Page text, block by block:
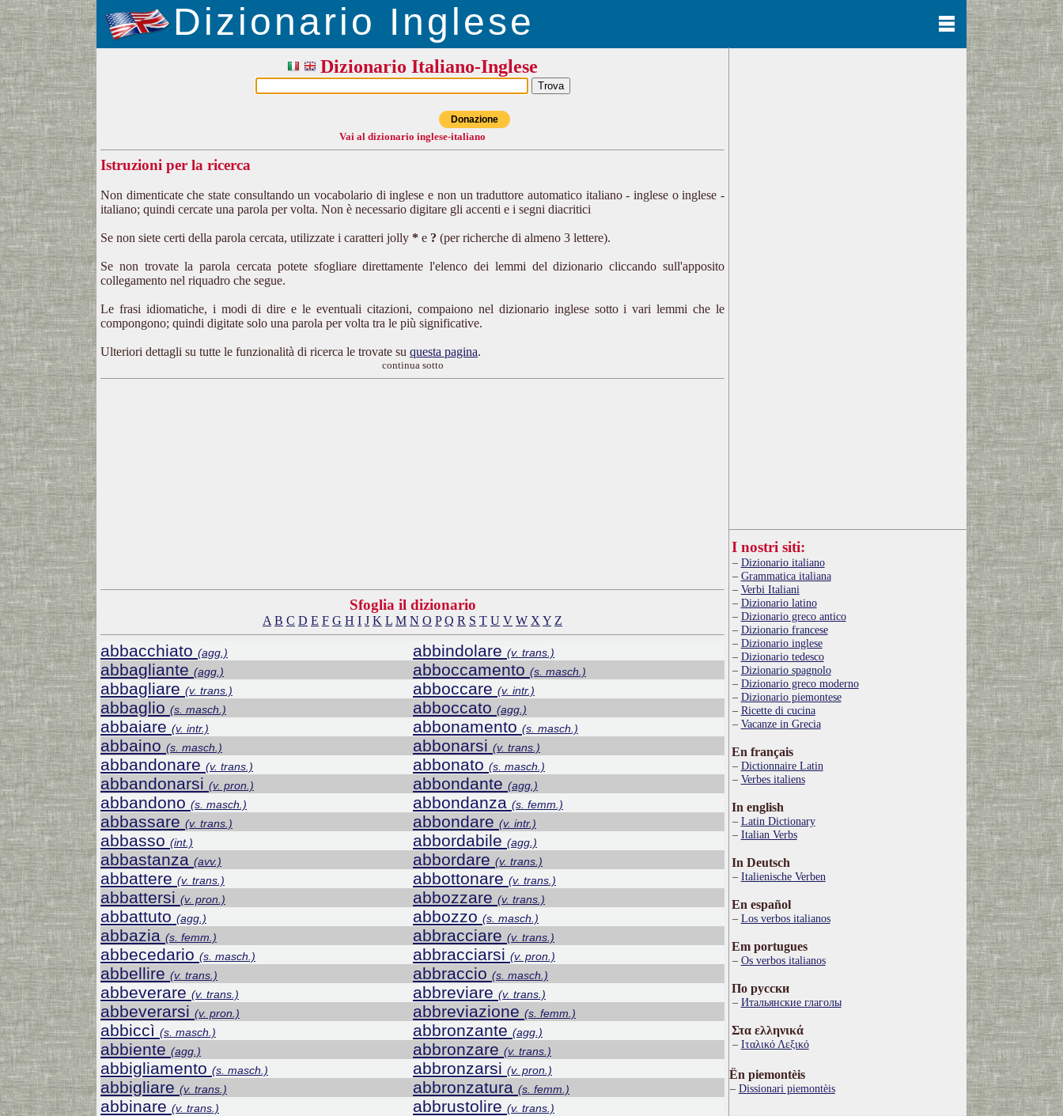
Dizionario Inglese
Dizionario Italiano-Inglese
Donazione
Vai al dizionario inglese-italiano
Istruzioni per la ricerca
Non dimenticate che state consultando un vocabolario di inglese e non un traduttore automatico italiano - inglese o inglese -
italiano; quindi cercate una parola per volta. Non è necessario digitare gli accenti e i segni diacritici
Se non siete certi della parola cercata, utilizzate i caratteri jolly * e ? (per richerche di almeno 3 lettere).
Se non trovate la parola cercata potete sfogliare direttamente l'elenco dei lemmi del dizionario cliccando sull'apposito
collegamento nel riquadro che segue.
Le frasi idiomatiche, i modi di dire e le eventuali citazioni, compaiono nel dizionario inglese sotto i vari lemmi che le
compongono; quindi digitate solo una parola per volta tra le più significative.
Ulteriori dettagli su tutte le funzionalità di ricerca le trovate su questa pagina.
continua sotto
Sfoglia il dizionario
A B C D E F G H I J K L M N O P Q R S T U V W X Y Z
abbacchiato (agg.) abbindolare (v. trans.)
abbagliante (agg.) abboccamento (s. masch.)
abbagliare (v. trans.) abboccare (v. intr.)
abbaglio (s. masch.) abboccato (agg.)
abbaiare (v. intr.) abbonamento (s. masch.)
abbaino (s. masch.) abbonarsi (v. trans.)
abbandonare (v. trans.) abbonato (s. masch.)
abbandonarsi (v. pron.) abbondante (agg.)
abbandono (s. masch.) abbondanza (s. femm.)
abbassare (v. trans.) abbondare (v. intr.)
abbasso (int.) abbordabile (agg.)
abbastanza (avv.) abbordare (v. trans.)
abbattere (v. trans.) abbottonare (v. trans.)
abbattersi (v. pron.) abbozzare (v. trans.)
abbattuto (agg.) abbozzo (s. masch.)
abbazia (s. femm.) abbracciare (v. trans.)
abbecedario (s. masch.) abbracciarsi (v. pron.)
abbellire (v. trans.) abbraccio (s. masch.)
abbeverare (v. trans.) abbreviare (v. trans.)
abbeverarsi (v. pron.) abbreviazione (s. femm.)
abbiccì (s. masch.) abbronzante (agg.)
abbiente (agg.) abbronzare (v. trans.)
abbigliamento (s. masch.) abbronzarsi (v. pron.)
abbigliare (v. trans.) abbronzatura (s. femm.)
abbinare (v. trans.) abbrustolire (v. trans.)
I nostri siti:
Dizionario italiano
Grammatica italiana
Verbi Italiani
Dizionario latino
Dizionario greco antico
Dizionario francese
Dizionario inglese
Dizionario tedesco
Dizionario spagnolo
Dizionario greco moderno
Dizionario piemontese
Ricette di cucina
Vacanze in Grecia
En français
Dictionnaire Latin
Verbes italiens
In english
Latin Dictionary
Italian Verbs
In Deutsch
Italienische Verben
En español
Los verbos italianos
Em portugues
Os verbos italianos
По русски
Итальянские глаголы
Στα ελληνικά
Ιταλικό Λεξικό
Ën piemontèis
Dissionari piemontèis